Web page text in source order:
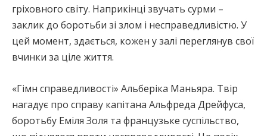
гріховного світу. Наприкінці звучать сурми –
заклик до боротьби зі злом і несправедливістю. У
цей момент, здається, кожен у залі переглянув свої
вчинки за ціле життя.
«Гімн справедливості» Альберіка Маньяра. Твір
нагадує про справу капітана Альфреда Дрейфуса,
боротьбу Еміля Золя та французьке суспільство,